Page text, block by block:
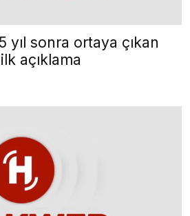
yıl sonra ortaya çıkan
açıklama